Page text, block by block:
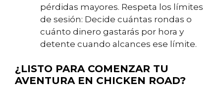
pérdidas mayores. Respeta los límites
de sesión: Decide cuántas rondas o
cuánto dinero gastarás por hora y
detente cuando alcances ese límite.
¿LISTO PARA COMENZAR TU
AVENTURA EN CHICKEN ROAD?